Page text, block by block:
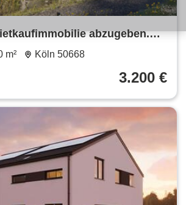
abzugeben.
möglich.
m² Köln 50668
3.200 €